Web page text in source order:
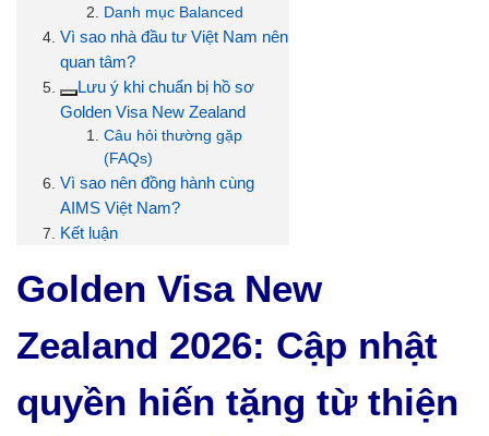
Danh mục Balanced
Vì sao nhà đầu tư Việt Nam nên
quan tâm?
Lưu ý khi chuẩn bị hồ sơ
Golden Visa New Zealand
Câu hỏi thường gặp
(FAQs)
Vì sao nên đồng hành cùng
AIMS Việt Nam?
Kết luận
Golden Visa New
Zealand 2026: Cập nhật
quyền hiến tặng từ thiện